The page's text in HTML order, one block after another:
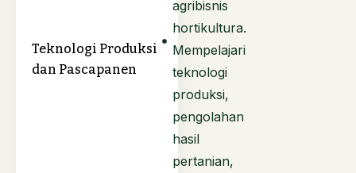
agribisnis
hortikultura.
Teknologi Produksi
dan Pascapanen
Mempelajari
teknologi
produksi,
pengolahan
hasil
pertanian,